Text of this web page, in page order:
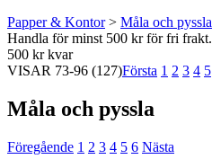
Papper & Kontor> Måla och pyssla
Handla för minst 500 kr för fri frakt.
500 kr kvar
VISAR 73-96 (127)Första 1 2 3 4 5
Måla och pyssla
Föregående 1 2 3 4 5 6 Nästa